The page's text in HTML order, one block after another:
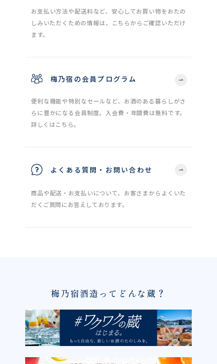
お支払い方法や配送料など、安心してお買い物をおたの
しみいただくための情報は、こちらからご確認いただけ
ます。
梅乃宿の会員プログラム
便利な機能や特別なセールなど、お酒のある暮らしがさ
らに豊かになる会員制度。入会費・年間費は無料です。
詳しくはこちら。
よくある質問・お問い合わせ
商品や配送・お支払いについて、お客さまからよくいた
だくご質問にお答えしております。
梅乃宿酒造ってどんな蔵？